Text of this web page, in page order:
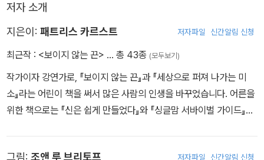
저자 소개
지은이: 패트리스 카르스트 저자파일 신간알림 신청
최근작 : <보이지 않는 끈> … 총 43종 (모두보기)
작가이자 강연가로, 『보이지 않는 끈』과 『세상으로 퍼져 나가는 미
소』라는 어린이 책을 써서 많은 사람의 인생을 바꾸었습니다. 어른을
위한 책으로는 『신은 쉽게 만들었다』와 『싱글맘 서바이벌 가이드』를
그림: 조앤 루 브리토프 저자파일 신간알림 신청